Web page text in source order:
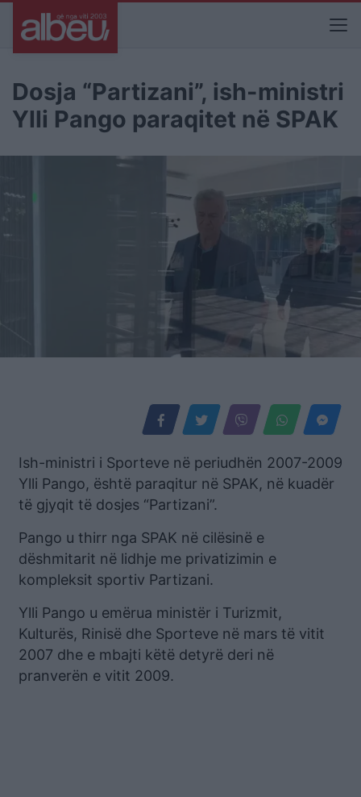
Dosja “Partizani”, ish-ministri
Ylli Pango paraqitet në SPAK
Ish-ministri i Sporteve në periudhën 2007-2009
Ylli Pango, është paraqitur në SPAK, në kuadër
të gjyqit të dosjes “Partizani”.
Pango u thirr nga SPAK në cilësinë e
dëshmitarit në lidhje me privatizimin e
kompleksit sportiv Partizani.
Ylli Pango u emërua ministër i Turizmit,
Kulturës, Rinisë dhe Sporteve në mars të vitit
2007 dhe e mbajti këtë detyrë deri në
pranverën e vitit 2009.